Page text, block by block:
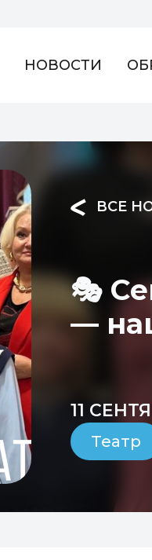
НОВОСТИ
ВСЕ
🎭
—
11
Театр